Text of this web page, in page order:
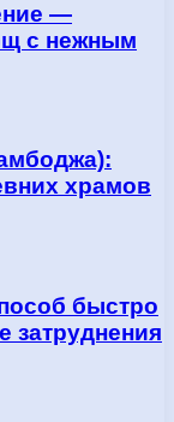
—
с нежным
храмов
быстро
затруднения